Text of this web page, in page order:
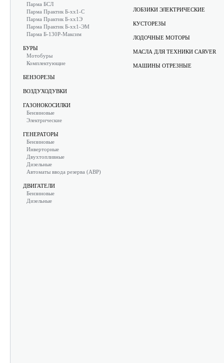
Парма БСЛ
Парма Практик Б-хх1-С
Парма Практик Б-хх1Э
Парма Практик Б-хх1-ЭМ
Парма Б-130Р-Максим
БУРЫ
Мотобуры
Комплектующие
БЕНЗОРЕЗЫ
ВОЗДУХОДУВКИ
ГАЗОНОКОСИЛКИ
Бензиновые
Электрические
ГЕНЕРАТОРЫ
Бензиновые
Инверторные
Двухтопливные
Дизельные
Автоматы ввода резерва (АВР)
ДВИГАТЕЛИ
Бензиновые
Дизельные
ЛОБЗИКИ ЭЛЕКТРИЧЕСКИЕ
КУСТОРЕЗЫ
ЛОДОЧНЫЕ МОТОРЫ
МАСЛА ДЛЯ ТЕХНИКИ CARVER
МАШИНЫ ОТРЕЗНЫЕ